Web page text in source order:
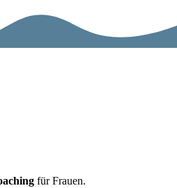
für Frauen.